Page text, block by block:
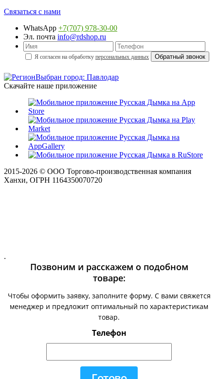
Связаться с нами
WhatsApp +7(707) 978-30-00
Эл. почта info@rdshop.ru
Я согласен на обработку персональных данных
Выбран город: Павлодар
Скачайте наше приложение
2015-2026 © ООО Торгово-производственная компания
Ханхи, ОГРН 1164350070720
.
Позвоним и расскажем о подобном
товаре:
Чтобы оформить заявку, заполните форму. С вами свяжется
менеджер и предложит оптимальный по характеристикам
товар.
Телефон